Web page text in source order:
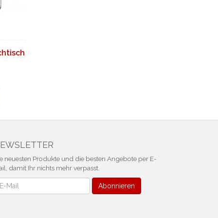
neuesten Produkte und die besten Angebote per E-
damit Ihr nichts mehr verpasst.
Abonnieren